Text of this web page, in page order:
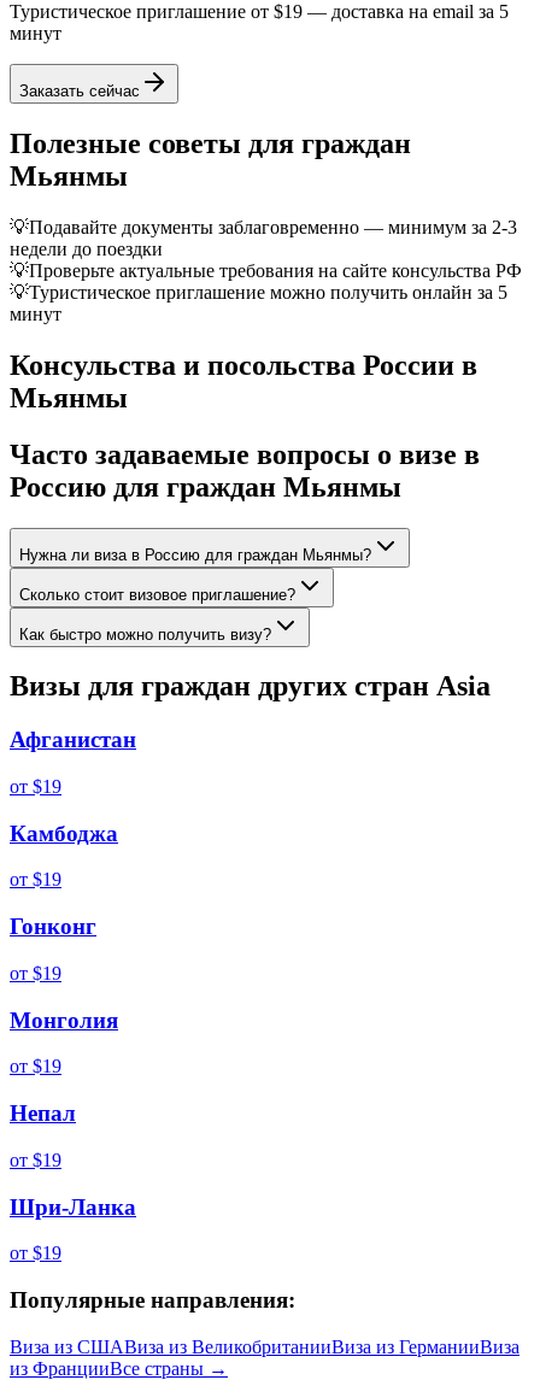
Туристическое приглашение от $19 — доставка на email за 5
минут
Заказать сейчас
Полезные советы для граждан
Мьянмы
💡Подавайте документы заблаговременно — минимум за 2-3
недели до поездки
💡Проверьте актуальные требования на сайте консульства РФ
💡Туристическое приглашение можно получить онлайн за 5
минут
Консульства и посольства России в
Мьянмы
Часто задаваемые вопросы о визе в
Россию для граждан Мьянмы
Нужна ли виза в Россию для граждан Мьянмы?
Сколько стоит визовое приглашение?
Как быстро можно получить визу?
Визы для граждан других стран Asia
Афганистан
от $19
Камбоджа
от $19
Гонконг
от $19
Монголия
от $19
Непал
от $19
Шри-Ланка
от $19
Популярные направления:
Виза из СШАВиза из ВеликобританииВиза из ГерманииВиза
из ФранцииВсе страны →